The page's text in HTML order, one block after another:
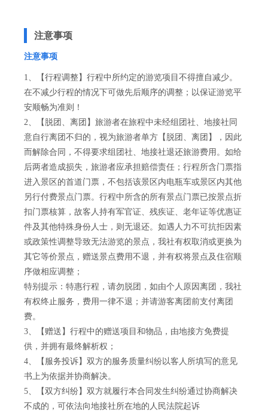
注意事项
注意事项
1、【行程调整】行程中所约定的游览项目不得擅自减少。
在不减少行程的情况下可做先后顺序的调整；以保证游览平
安顺畅为准则！
2、【脱团、离团】旅游者在旅程中未经组团社、地接社同
意自行离团不归的，视为旅游者单方【脱团、离团】，因此
而解除合同，不得要求组团社、地接社退还旅游费用。如给
后两者造成损失，旅游者应承担赔偿责任；行程所含门票指
进入景区的首道门票，不包括该景区内电瓶车或景区内其他
另行付费景点门票。行程中所含的所有景点门票已按景点折
扣门票核算，故客人持有军官证、残疾证、老年证等优惠证
件及其他特殊身份人士，则无退还。如遇人力不可抗拒因素
或政策性调整导致无法游览的景点，我社有权取消或更换为
其它等价景点，赠送景点费用不退，并有权将景点及住宿顺
序做相应调整；
特别提示：特惠行程，请勿脱团，如由个人原因离团，我社
有权终止服务，费用一律不退；并请游客离团前支付离团
费。
3、【赠送】行程中的赠送项目和物品，由地接方免费提
供，并拥有最终解析权；
4、【服务投诉】双方的服务质量纠纷以客人所填写的意见
书上为依据并协商解决。
5、【双方纠纷】双方就履行本合同发生纠纷通过协商解决
不成的，可依法向地接社所在地的人民法院起诉